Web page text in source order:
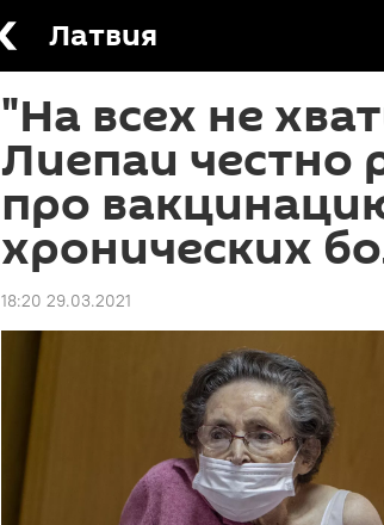
Латвия
"На всех не
Лиепаи честно
про
хронических
18:20 29.03.2021